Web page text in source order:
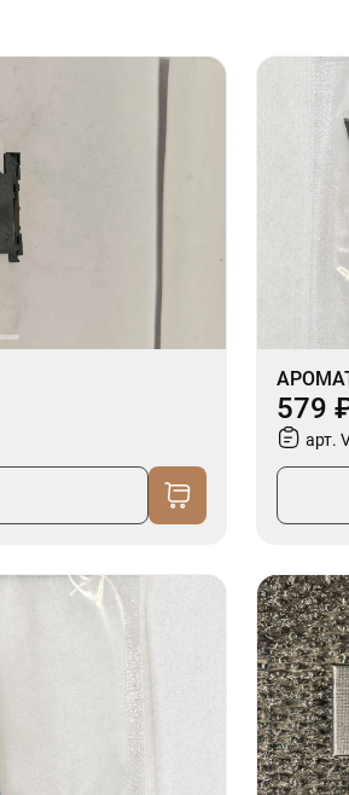
579
арт.